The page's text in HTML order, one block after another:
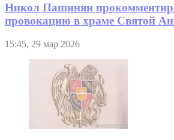
Никол Пашинян
провокацию в храме Святой
15:45, 29 мар 2026